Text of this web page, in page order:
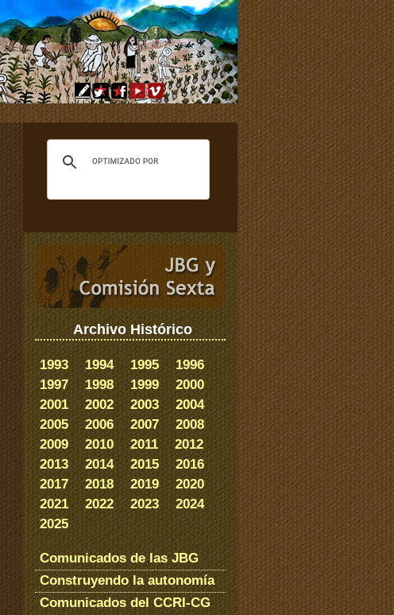
Archivo Histórico
1993 1994 1995
1996
1997
1998 1999
2000
2001
2002 2003
2004
2005
2006 2007
2008
2009
2010 2011
2012
2013
2014 2015
2016
2017
2018 2019
2020
2021
2022 2023
2024
2025
Comunicados de las JBG
Construyendo la autonomía
Comunicados del CCRI-CG